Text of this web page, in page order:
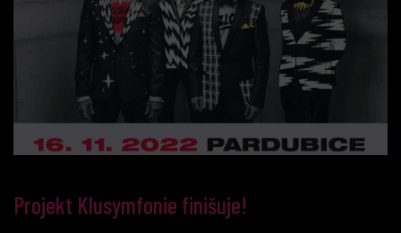
Projekt Klusymfonie finišuje!